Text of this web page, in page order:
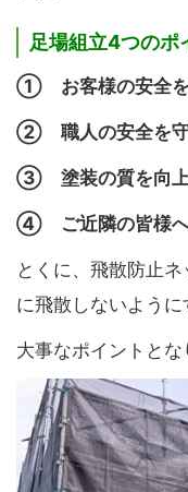
足場組立4つのポ
① お客様の安全を
② 職人の安全を
③ 塗装の質を向上
④ ご近隣の皆様へ
とくに、飛散防止
に飛散しないように
大事なポイントとな